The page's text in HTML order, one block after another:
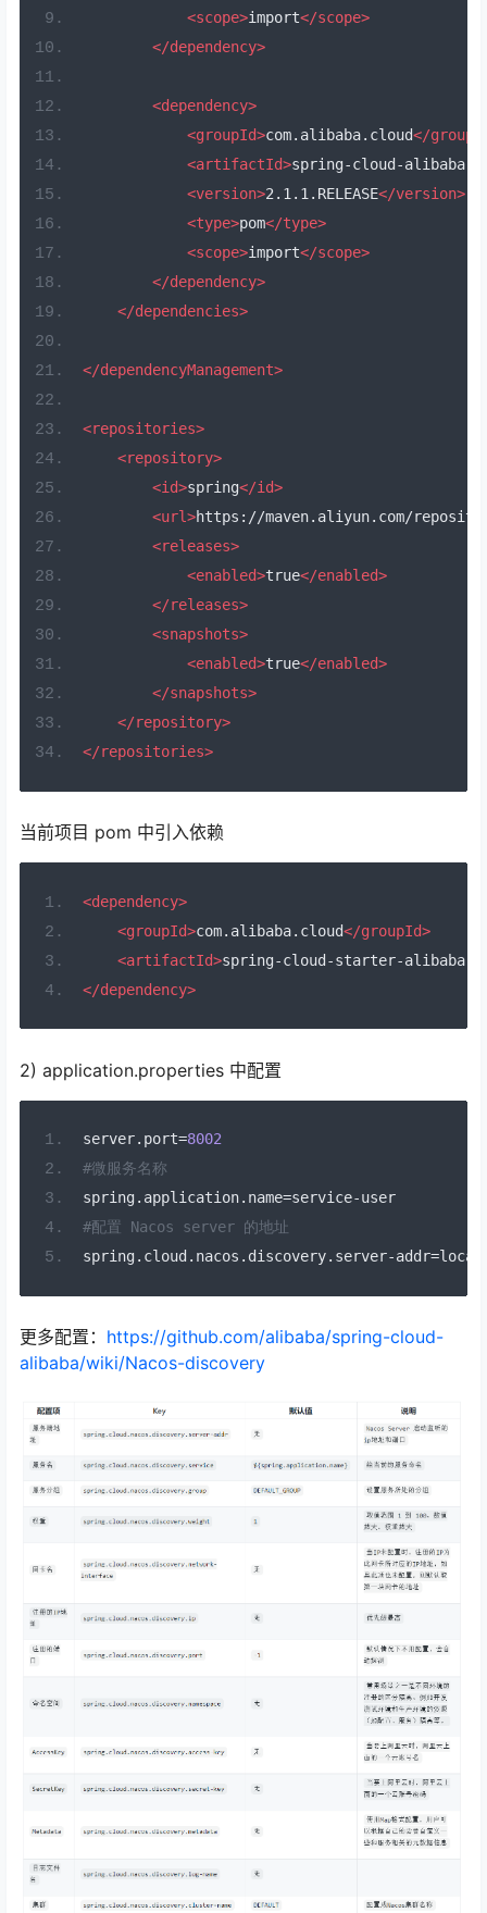
<scope>import</scope>
</dependency>
<dependency>
<groupId>com.alibaba.cloud</
<artifactId>spring-cloud-alibaba-
<version>2.1.1.RELEASE</version>
<type>pom</type>
<scope>import</scope>
</dependency>
</dependencies>
</dependencyManagement>
<repositories>
<repository>
<id>spring</id>
<url>https://maven.aliyun.com/
<releases>
<enabled>true</enabled>
</releases>
<snapshots>
<enabled>true</enabled>
</snapshots>
</repository>
</repositories>
当前项目 pom 中引入依赖
<dependency>
<groupId>com.alibaba.cloud</groupId>
<artifactId>spring-cloud-starter-alibaba-
</dependency>
2) application.properties 中配置
server. port=8002
#微服务名称
spring . application. name=service-user
#配置 Nacos server 的地址
spring . cloud . nacos . discovery. server-addr=
更多配置： https://github.com/alibaba/spring-cloud-
alibaba/wiki/Nacos-discovery